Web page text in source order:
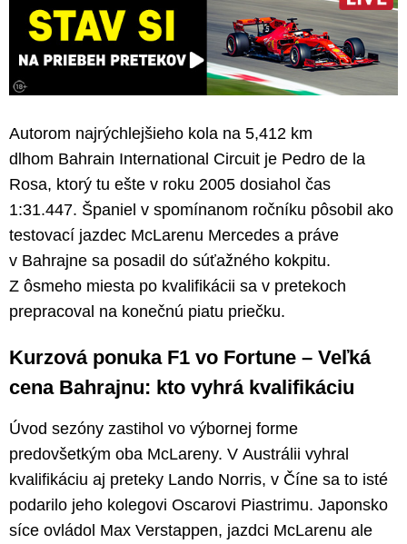
Autorom najrýchlejšieho kola na 5,412 km
dlhom Bahrain International Circuit je Pedro de la
Rosa, ktorý tu ešte v roku 2005 dosiahol čas
1:31.447. Španiel v spomínanom ročníku pôsobil ako
testovací jazdec McLarenu Mercedes a práve
v Bahrajne sa posadil do súťažného kokpitu.
Z ôsmeho miesta po kvalifikácii sa v pretekoch
prepracoval na konečnú piatu priečku.
Kurzová ponuka F1 vo Fortune – Veľká
cena Bahrajnu: kto vyhrá kvalifikáciu
Úvod sezóny zastihol vo výbornej forme
predovšetkým oba McLareny. V Austrálii vyhral
kvalifikáciu aj preteky Lando Norris, v Číne sa to isté
podarilo jeho kolegovi Oscarovi Piastrimu. Japonsko
síce ovládol Max Verstappen, jazdci McLarenu ale